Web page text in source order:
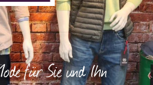
für Sie und Ihn